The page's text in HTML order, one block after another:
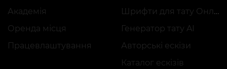
Академія
Оренда місця
Працевлаштування
Шрифти для тату Онлайн
Генератор тату AI
Авторські ескізи
Каталог ескізів